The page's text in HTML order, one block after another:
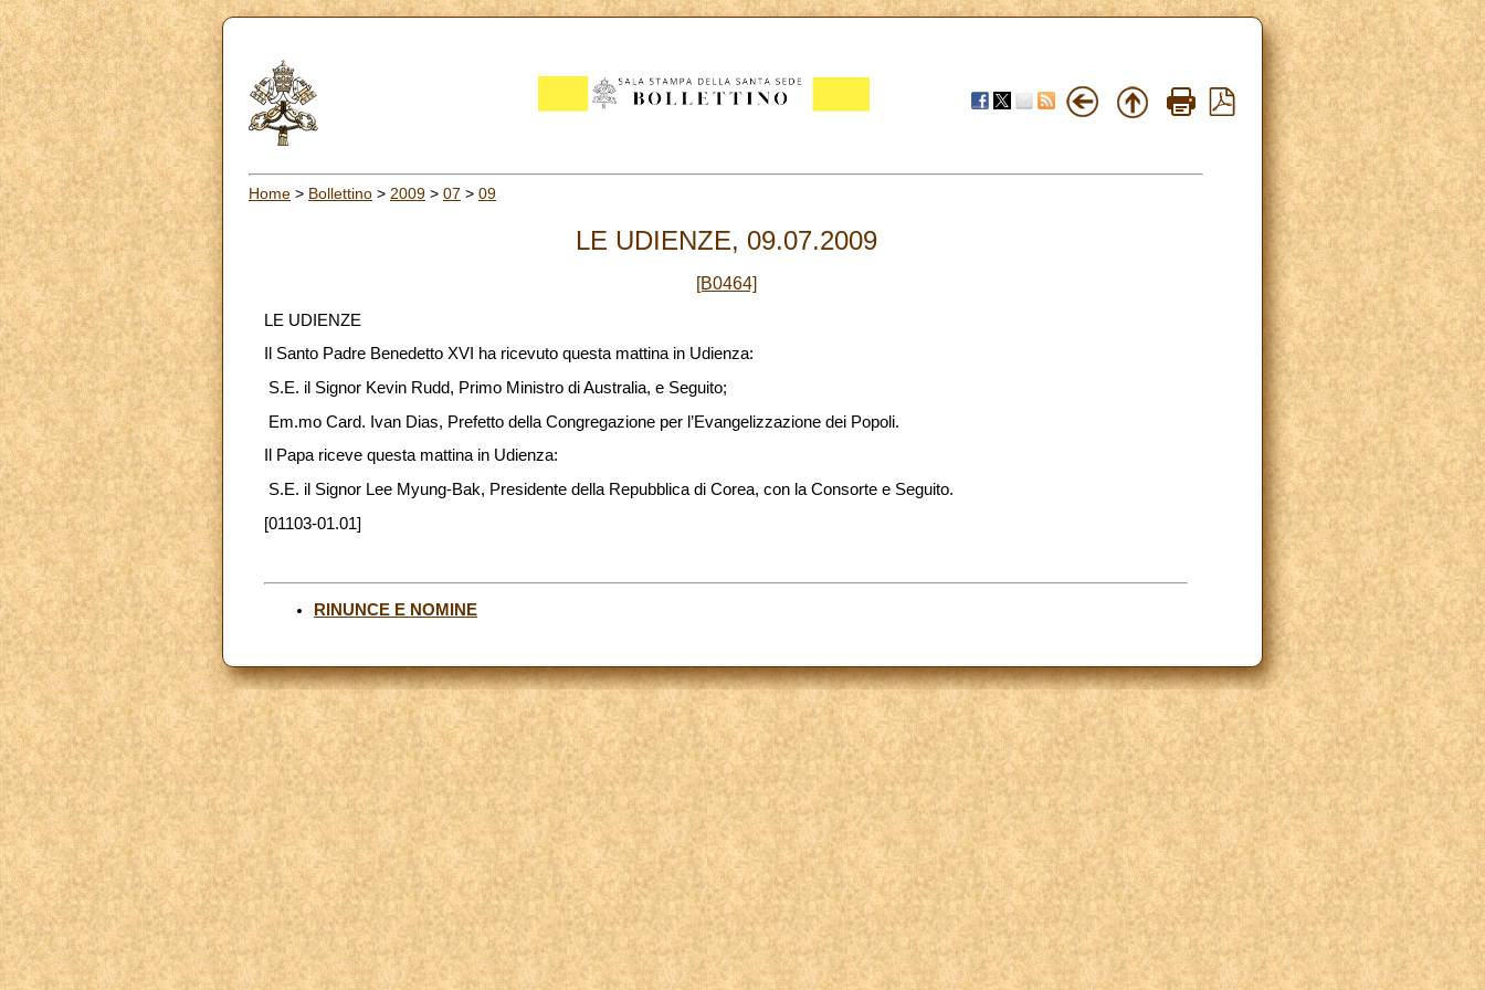
Home > Bollettino > 2009 > 07 > 09
LE UDIENZE, 09.07.2009
[B0464]
LE UDIENZE
Il Santo Padre Benedetto XVI ha ricevuto questa mattina in Udienza:
S.E. il Signor Kevin Rudd, Primo Ministro di Australia, e Seguito;
Em.mo Card. Ivan Dias, Prefetto della Congregazione per l’Evangelizzazione dei Popoli.
Il Papa riceve questa mattina in Udienza:
S.E. il Signor Lee Myung-Bak, Presidente della Repubblica di Corea, con la Consorte e Seguito.
[01103-01.01]
RINUNCE E NOMINE